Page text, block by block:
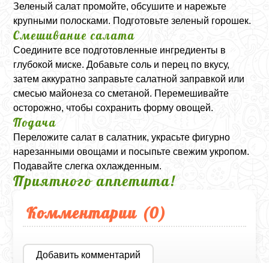
Зеленый салат промойте, обсушите и нарежьте
крупными полосками. Подготовьте зеленый горошек.
Смешивание салата
Соедините все подготовленные ингредиенты в
глубокой миске. Добавьте соль и перец по вкусу,
затем аккуратно заправьте салатной заправкой или
смесью майонеза со сметаной. Перемешивайте
осторожно, чтобы сохранить форму овощей.
Подача
Переложите салат в салатник, украсьте фигурно
нарезанными овощами и посыпьте свежим укропом.
Подавайте слегка охлажденным.
Приятного аппетита!
Комментарии (0)
Добавить комментарий